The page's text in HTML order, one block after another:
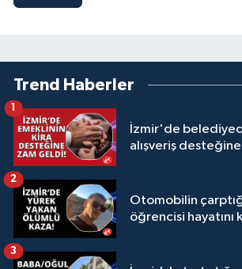
Trend Haberler
İzmir'de
alışveriş
Otomobilin
öğrencisi hayatını
2
3